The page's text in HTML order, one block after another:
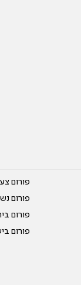
פורום
פורום
פורום
פורום